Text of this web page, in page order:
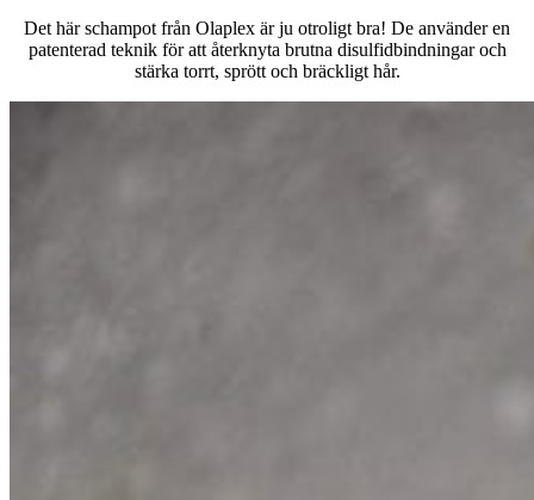
Det här schampot från Olaplex är ju otroligt bra! De använder en
patenterad teknik för att återknyta brutna disulfidbindningar och
stärka torrt, sprött och bräckligt hår.